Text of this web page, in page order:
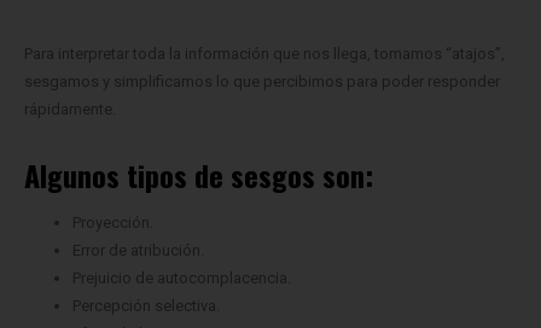
Para interpretar toda la información que nos llega, tomamos “atajos”,
sesgamos y simplificamos lo que percibimos para poder responder
rápidamente.
Algunos tipos de sesgos son:
Proyección.
Error de atribución.
Prejuicio de autocomplacencia.
Percepción selectiva.